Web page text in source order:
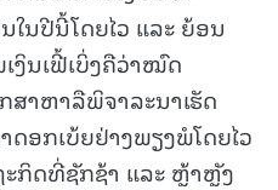
ໃນປີນີ້ໂດຍໄວ ແລະ ຍ້ອນ
ງິນເຟີ້ເບິ່ງຄືວ່າໝົດ
າຫາລືພິຈາລະນາເຮັດ
ອກເບ້ຍຢ່າງພຽງພໍໂດຍໄວ
ກິດທີ່ຊັກຊ້າ ແລະ ຫຼ້າຫຼັງ